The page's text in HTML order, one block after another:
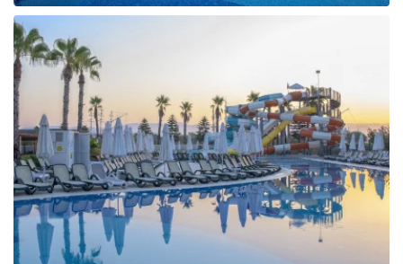
Kipra
Dominikānas Republika
Vjetnama
Tanzānija
Bulgārija
Melnkalne
Šrilanka